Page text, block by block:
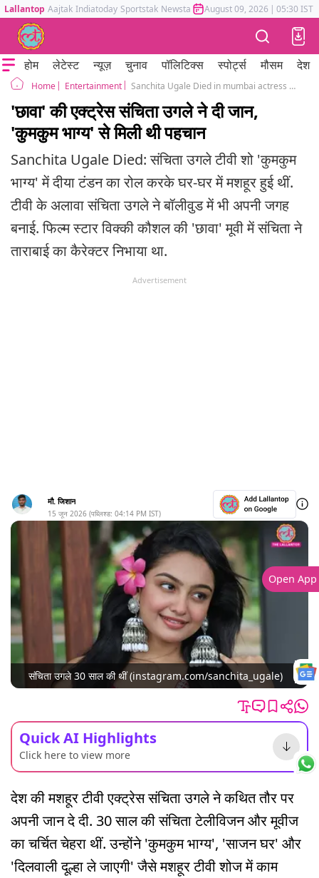
Lallantop Aajtak Indiatoday Sportstak Newstak Mumbai Tak Astrotak
August 09, 2026 | 05:30 IST
होम लेटेस्ट न्यूज़ चुनाव पॉलिटिक्स स्पोर्ट्स मौसम देश
Home Entertainment Sanchita Ugale Died in mumbai actress aacted in Kumkum Bhagya Chhaava movie
'छावा' की एक्ट्रेस संचिता उगले ने दी जान,
'कुमकुम भाग्य' से मिली थी पहचान
Sanchita Ugale Died: संचिता उगले टीवी शो 'कुमकुम
भाग्य' में दीया टंडन का रोल करके घर-घर में मशहूर हुई थीं.
टीवी के अलावा संचिता उगले ने बॉलीवुड में भी अपनी जगह
बनाई. फिल्म स्टार विक्की कौशल की 'छावा' मूवी में संचिता ने
ताराबाई का कैरेक्टर निभाया था.
Advertisement
मौ. जिशान
15 जून 2026 (पब्लिश्ड: 04:14 PM IST)
संचिता उगले 30 साल की थीं (instagram.com/sanchita_ugale)
Quick AI Highlights
Click here to view more
देश की मशहूर टीवी एक्ट्रेस संचिता उगले ने कथित तौर पर
अपनी जान दे दी. 30 साल की संचिता टेलीविजन और मूवीज
का चर्चित चेहरा थीं. उन्होंने 'कुमकुम भाग्य', 'साजन घर' और
'दिलवाली दूल्हा ले जाएगी' जैसे मशहूर टीवी शोज में काम
Open App